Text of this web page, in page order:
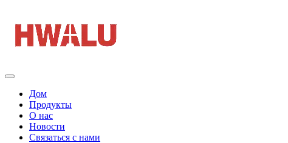
Дом
Продукты
О нас
Новости
Связаться с нами